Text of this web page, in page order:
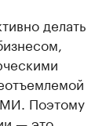
делать
Поэтому